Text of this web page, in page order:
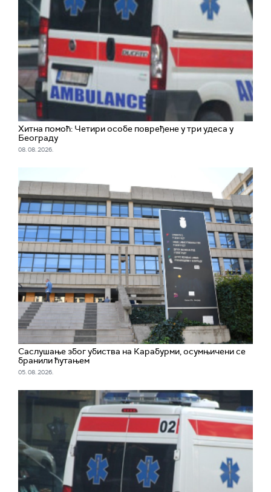
Хитна помоћ: Четири особе повређене у три удеса у
Београду
08. 08. 2026.
Саслушање због убиства на Карабурми, осумњичени се
бранили ћутањем
05. 08. 2026.